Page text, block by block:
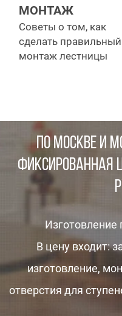
МОНТАЖ
Советы о том, как
сделать правильный
монтаж лестницы
ПО МОСКВЕ И
Фиксированная
В цену входит:
изготовление,
отверстия для